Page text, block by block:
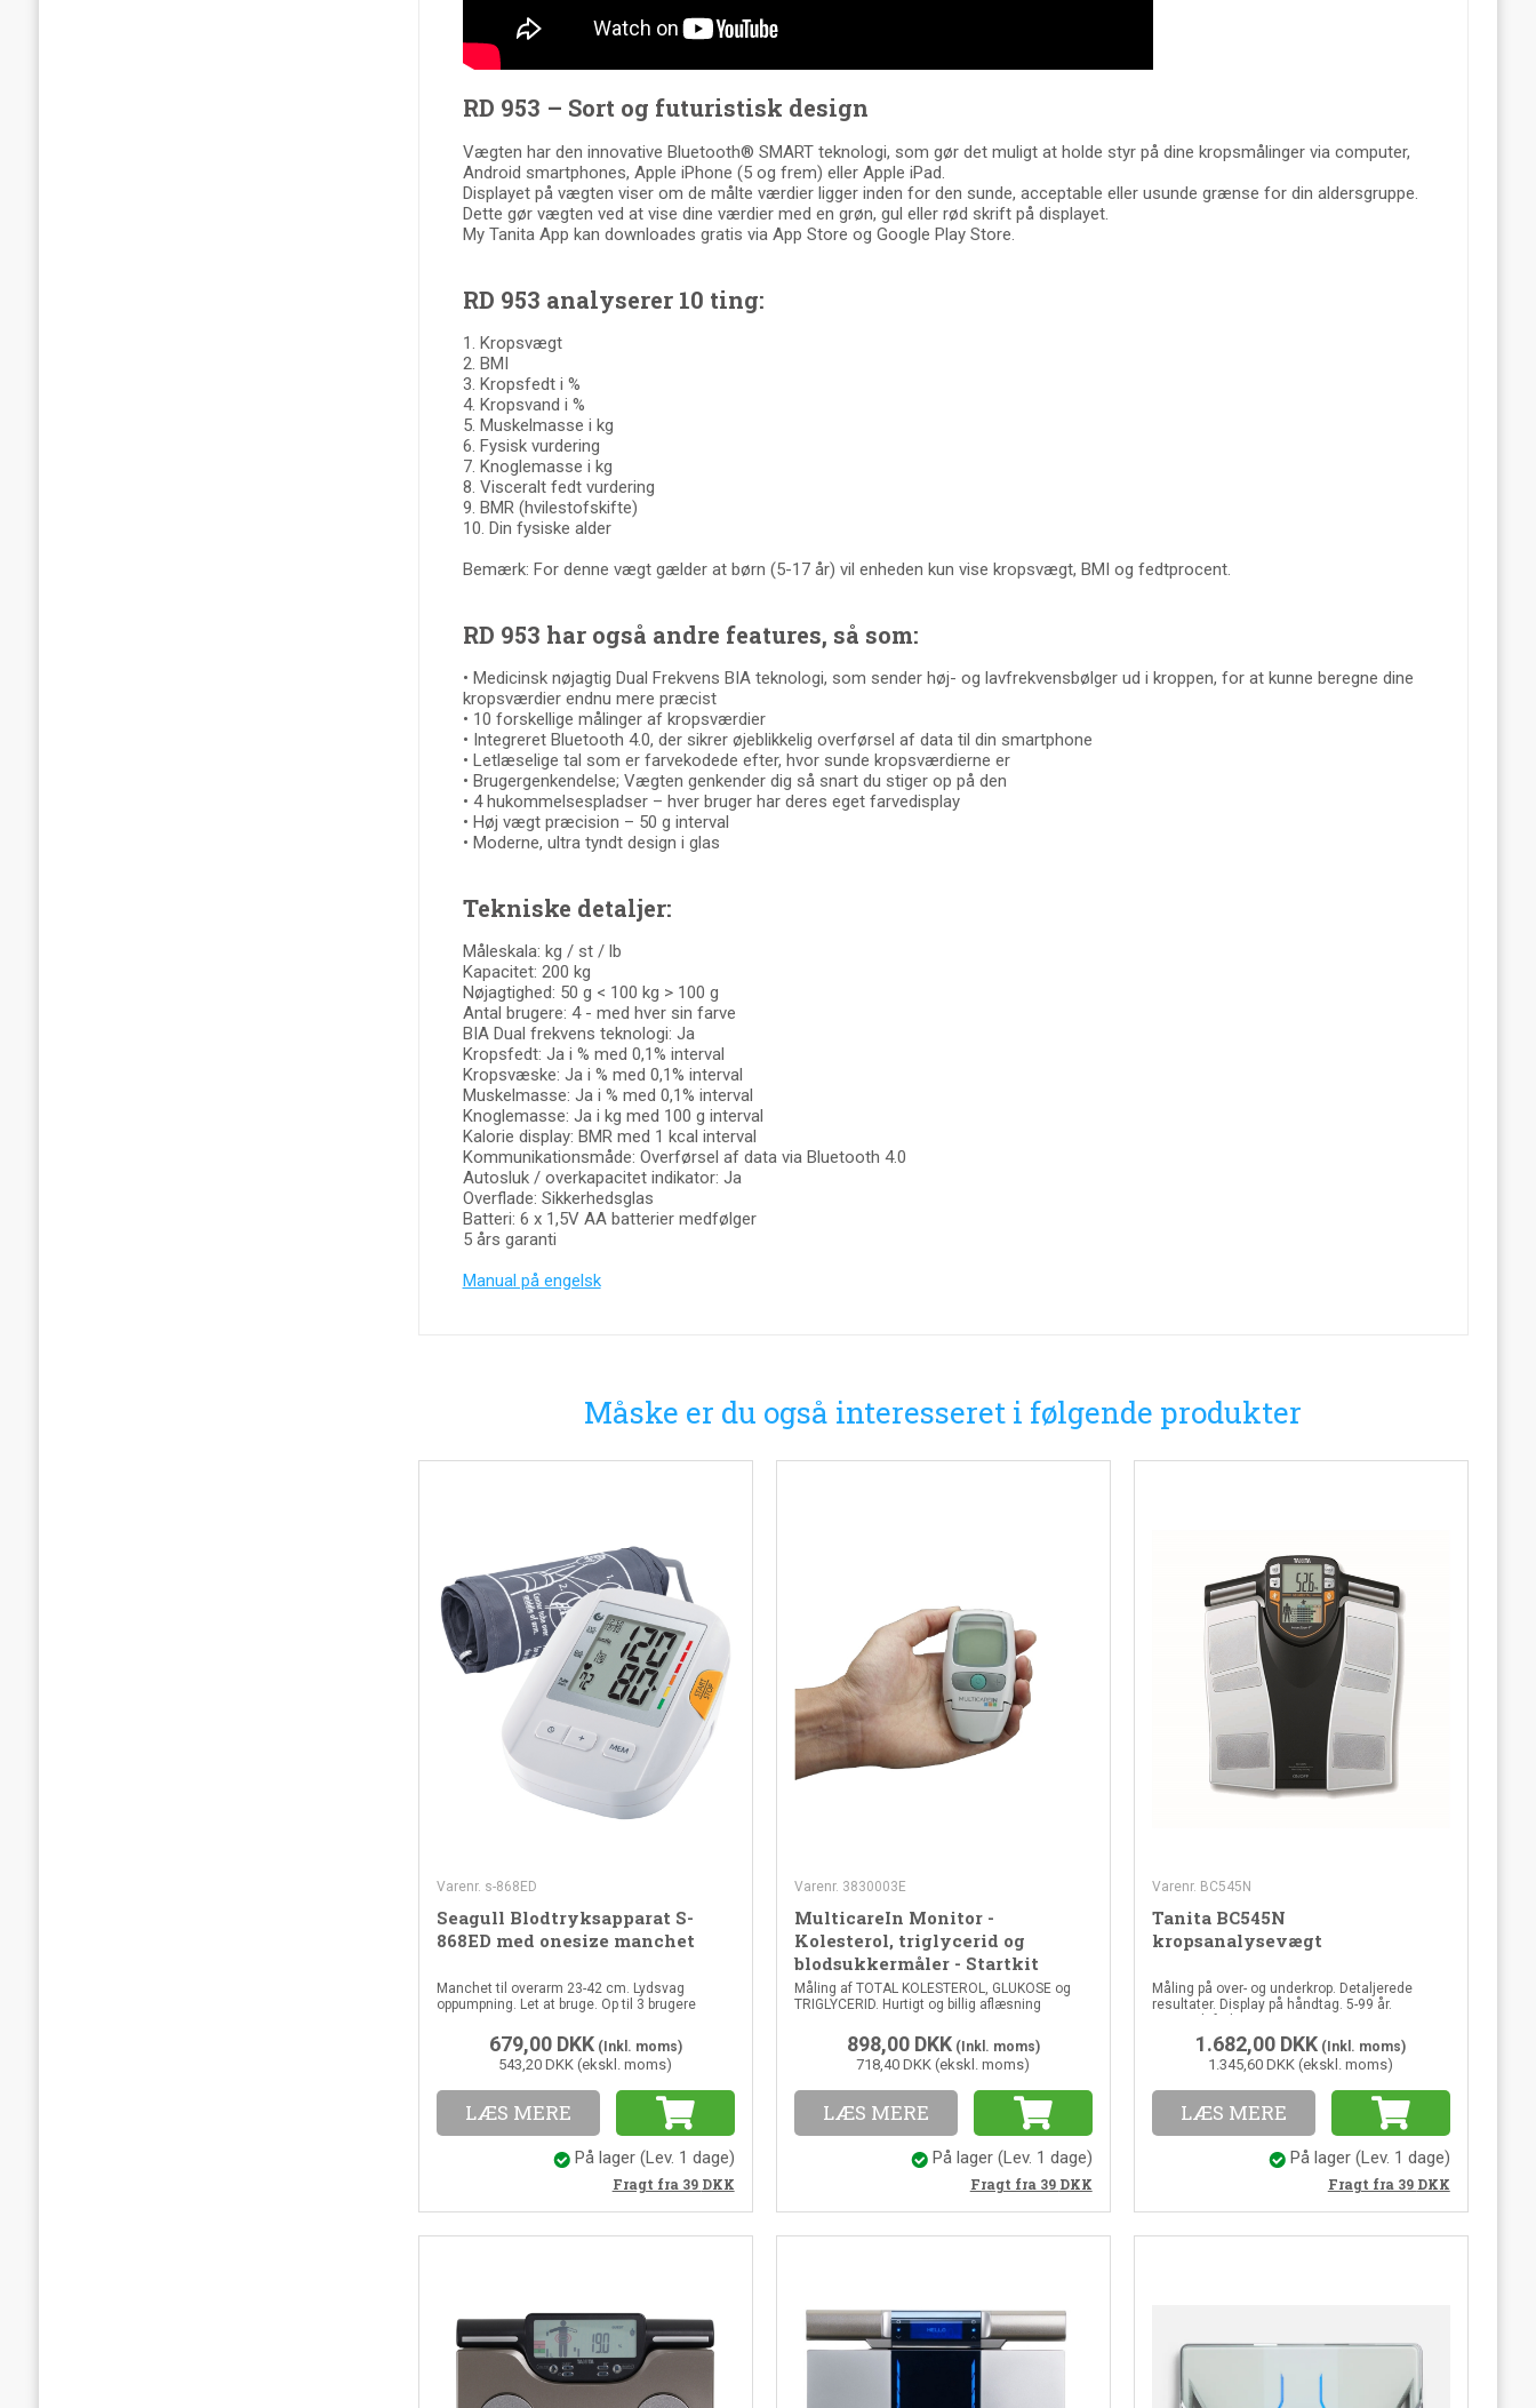
RD 953 – Sort og futuristisk design
Vægten har den innovative Bluetooth® SMART teknologi, som gør det muligt at holde styr på dine kropsmålinger via computer,
Android smartphones, Apple iPhone (5 og frem) eller Apple iPad.
Displayet på vægten viser om de målte værdier ligger inden for den sunde, acceptable eller usunde grænse for din aldersgruppe.
Dette gør vægten ved at vise dine værdier med en grøn, gul eller rød skrift på displayet.
My Tanita App kan downloades gratis via App Store og Google Play Store.
RD 953 analyserer 10 ting:
1. Kropsvægt
2. BMI
3. Kropsfedt i %
4. Kropsvand i %
5. Muskelmasse i kg
6. Fysisk vurdering
7. Knoglemasse i kg
8. Visceralt fedt vurdering
9. BMR (hvilestofskifte)
10. Din fysiske alder
Bemærk: For denne vægt gælder at børn (5-17 år) vil enheden kun vise kropsvægt, BMI og fedtprocent.
RD 953 har også andre features, så som:
• Medicinsk nøjagtig Dual Frekvens BIA teknologi, som sender høj- og lavfrekvensbølger ud i kroppen, for at kunne beregne dine
kropsværdier endnu mere præcist
• 10 forskellige målinger af kropsværdier
• Integreret Bluetooth 4.0, der sikrer øjeblikkelig overførsel af data til din smartphone
• Letlæselige tal som er farvekodede efter, hvor sunde kropsværdierne er
• Brugergenkendelse; Vægten genkender dig så snart du stiger op på den
• 4 hukommelsespladser – hver bruger har deres eget farvedisplay
• Høj vægt præcision – 50 g interval
• Moderne, ultra tyndt design i glas
Tekniske detaljer:
Måleskala: kg / st / lb
Kapacitet: 200 kg
Nøjagtighed: 50 g < 100 kg > 100 g
Antal brugere: 4 - med hver sin farve
BIA Dual frekvens teknologi: Ja
Kropsfedt: Ja i % med 0,1% interval
Kropsvæske: Ja i % med 0,1% interval
Muskelmasse: Ja i % med 0,1% interval
Knoglemasse: Ja i kg med 100 g interval
Kalorie display: BMR med 1 kcal interval
Kommunikationsmåde: Overførsel af data via Bluetooth 4.0
Autosluk / overkapacitet indikator: Ja
Overflade: Sikkerhedsglas
Batteri: 6 x 1,5V AA batterier medfølger
5 års garanti
Manual på engelsk
Måske er du også interesseret i følgende produkter
Varenr. s-868ED
Seagull Blodtryksapparat S-
868ED med onesize manchet
Manchet til overarm 23-42 cm. Lydsvag
oppumpning. Let at bruge. Op til 3 brugere
679,00 DKK(Inkl. moms)
543,20 DKK (ekskl. moms)
LÆS MERE
På lager (Lev. 1 dage)
Fragt fra 39 DKK
Varenr. 3830003E
MulticareIn Monitor -
Kolesterol, triglycerid og
blodsukkermåler - Startkit
Måling af TOTAL KOLESTEROL, GLUKOSE og
TRIGLYCERID. Hurtigt og billig aflæsning
898,00 DKK(Inkl. moms)
718,40 DKK (ekskl. moms)
LÆS MERE
På lager (Lev. 1 dage)
Fragt fra 39 DKK
Varenr. BC545N
Tanita BC545N
kropsanalysevægt
Måling på over- og underkrop. Detaljerede
resultater. Display på håndtag. 5-99 år.
1.682,00 DKK (Inkl. moms)
1.345,60 DKK (ekskl. moms)
LÆS MERE
På lager (Lev. 1 dage)
Fragt fra 39 DKK